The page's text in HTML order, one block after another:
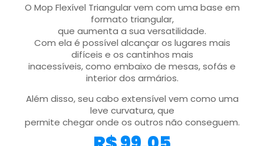
O Mop Flexível Triangular vem com uma base em
formato triangular,
que aumenta a sua versatilidade.
Com ela é possível alcançar os lugares mais
difíceis e os cantinhos mais
inacessíveis, como embaixo de mesas, sofás e
interior dos armários.
Além disso, seu cabo extensível vem como uma
leve curvatura, que
permite chegar onde os outros não conseguem.